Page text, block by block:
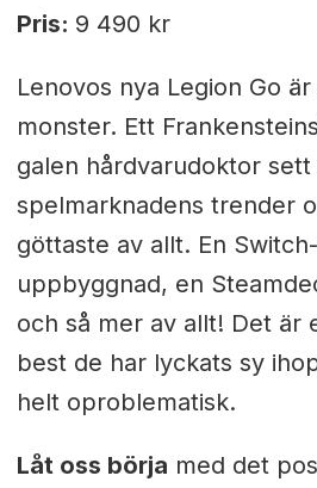
Pris: 9 490 kr
Lenovos nya Legion Go
monster. Ett
galen hårdvarudoktor sett
spelmarknadens trender
göttaste av allt. En
uppbyggnad, en
och så mer av allt! Det är
best de har lyckats sy
helt oproblematisk.
Låt oss börja med det